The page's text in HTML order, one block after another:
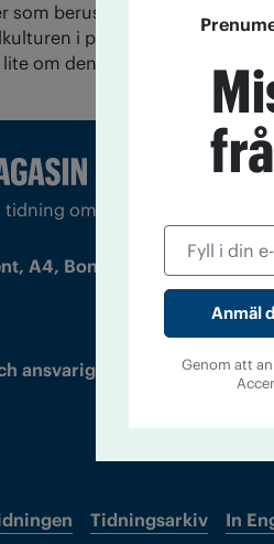
som berusar sig och gör bort
i politiken spär på
om denna kultur.
om droger och nykterhet
A4, Bondegatan 21, 116 33
ansvarig utgivare: Barbro
Tidningsarkiv In
Genom att